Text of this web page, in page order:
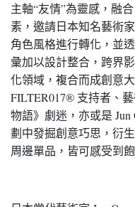
主軸“友情”為靈感，融
素，邀請日本知名藝術
角色風格進行轉化，並
彙加以設計整合，跨界
化領域，複合而成創意
FILTER017® 支持者、
物語》劇迷，亦或是
劃中發掘創意巧思，衍
周邊單品，皆可感受到